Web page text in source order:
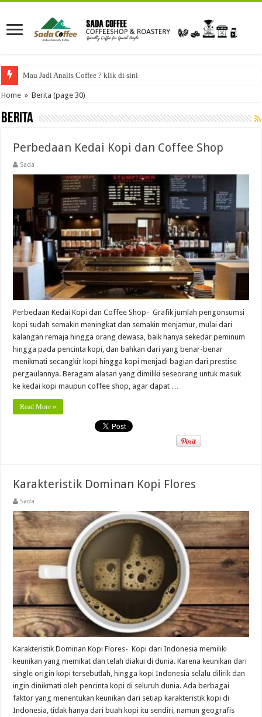
Mau Jadi Analis Coffee ? klik di sini
Home » Berita (page 30)
Berita
Perbedaan Kedai Kopi dan Coffee Shop
Sada
Perbedaan Kedai Kopi dan Coffee Shop- Grafik jumlah pengonsumsi
kopi sudah semakin meningkat dan semakin menjamur, mulai dari
kalangan remaja hingga orang dewasa, baik hanya sekedar peminum
hingga pada pencinta kopi, dan bahkan dari yang benar-benar
menikmati secangkir kopi hingga kopi menjadi bagian dari prestise
pergaulannya. Beragam alasan yang dimiliki seseorang untuk masuk
ke kedai kopi maupun coffee shop, agar dapat …
Read More »
Karakteristik Dominan Kopi Flores
Sada
Karakteristik Dominan Kopi Flores- Kopi dari Indonesia memiliki
keunikan yang memikat dan telah diakui di dunia. Karena keunikan dari
single origin kopi tersebutlah, hingga kopi Indonesia selalu dilirik dan
ingin dinikmati oleh pencinta kopi di seluruh dunia. Ada berbagai
faktor yang menentukan keunikan dari setiap karakteristik kopi di
Indonesia, tidak hanya dari buah kopi itu sendiri, namun geografis